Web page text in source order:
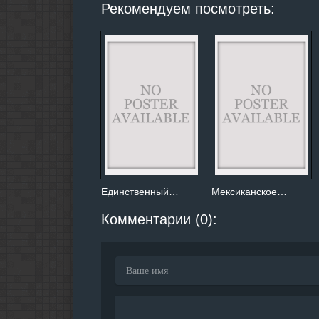
Рекомендуем посмотреть:
Единственный… Мексиканское…
Комментарии (0):